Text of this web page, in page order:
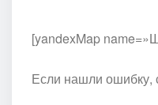
[yandexMap
Если нашли ошибку,